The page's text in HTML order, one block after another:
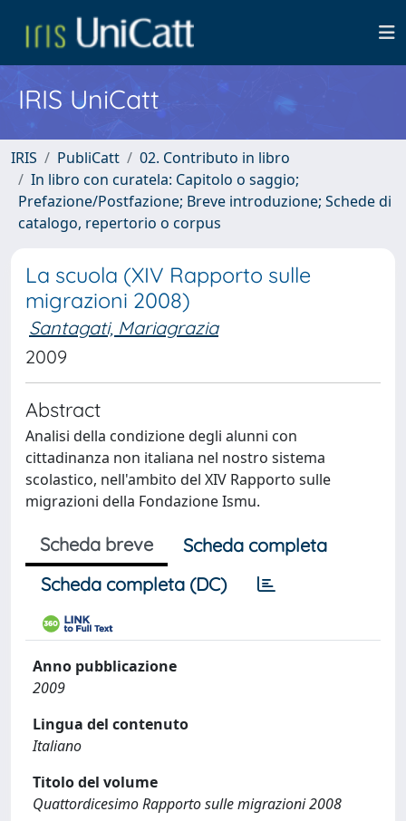
IRIS UniCatt
IRIS PubliCatt
02. Contributo in libro
In libro con curatela: Capitolo o saggio;
Prefazione/Postfazione; Breve introduzione; Schede di
catalogo, repertorio o corpus
La scuola (XIV Rapporto sulle
migrazioni 2008)
Santagati, Mariagrazia
2009
Abstract
Analisi della condizione degli alunni con
cittadinanza non italiana nel nostro sistema
scolastico, nell'ambito del XIV Rapporto sulle
migrazioni della Fondazione Ismu.
Scheda breve
Scheda completa
Scheda completa (DC)
Anno pubblicazione
2009
Lingua del contenuto
Italiano
Titolo del volume
Quattordicesimo Rapporto sulle migrazioni 2008